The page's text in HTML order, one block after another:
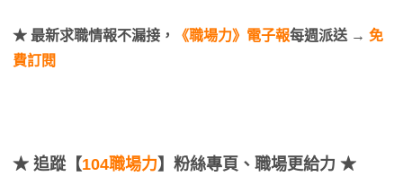
★ 最新求職情報不漏接， 《職場力》電子報每週派送 → 免
費訂閱
★ 追蹤【104職場力】粉絲專頁、職場更給力 ★